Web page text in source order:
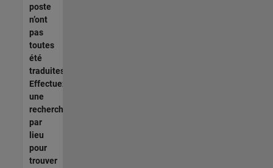
poste
n’ont
pas
toutes
été
traduites.
Effectuez
une
recherche
par
lieu
pour
trouver